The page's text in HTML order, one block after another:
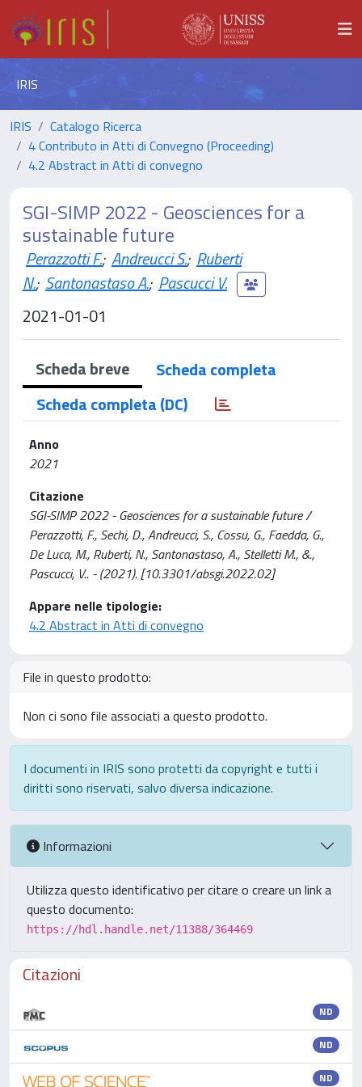
IRIS
IRIS
Catalogo Ricerca
4 Contributo in Atti di Convegno (Proceeding)
4.2 Abstract in Atti di convegno
SGI-SIMP 2022 - Geosciences for a
sustainable future
Perazzotti F.; Andreucci S.; Ruberti
N.; Santonastaso A.; Pascucci V.
2021-01-01
Scheda breve
Scheda completa
Scheda completa (DC)
Anno
2021
Citazione
SGI-SIMP 2022 - Geosciences for a sustainable future /
Perazzotti, F., Sechi, D., Andreucci, S., Cossu, G., Faedda, G.,
De Luca, M., Ruberti, N., Santonastaso, A., Stelletti M., &.,
Pascucci, V.. - (2021). [10.3301/absgi.2022.02]
Appare nelle tipologie:
4.2 Abstract in Atti di convegno
File in questo prodotto:
Non ci sono file associati a questo prodotto.
I documenti in IRIS sono protetti da copyright e tutti i
diritti sono riservati, salvo diversa indicazione.
Informazioni
Utilizza questo identificativo per citare o creare un link a
questo documento:
https://hdl.handle.net/11388/364469
Citazioni
ND
ND
ND